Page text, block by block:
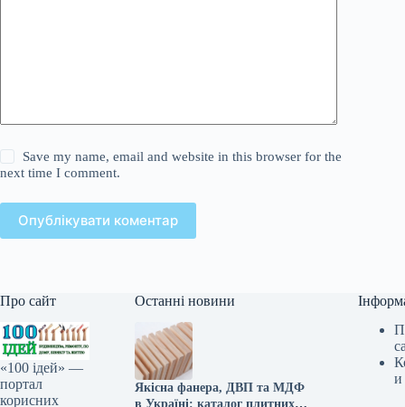
Save my name, email and website in this browser for the
next time I comment.
Опублікувати коментар
Про сайт
«100 ідей» —
портал
корисних
Останні новини
Якісна фанера, ДВП та МДФ
в Україні: каталог плитних
и